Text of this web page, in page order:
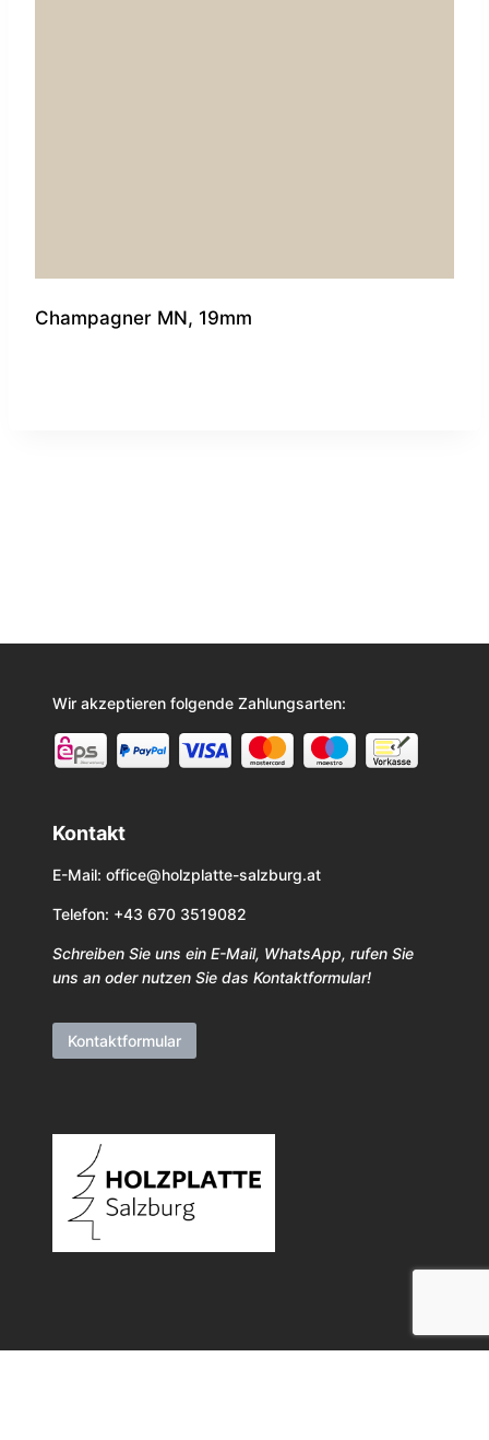
Champagner MN, 19mm
Wir akzeptieren folgende Zahlungsarten:
Kontakt
E-Mail: office@holzplatte-salzburg.at
Telefon: +43 670 3519082
Schreiben Sie uns ein E-Mail, WhatsApp, rufen Sie
uns an oder nutzen Sie das Kontaktformular!
Kontaktformular